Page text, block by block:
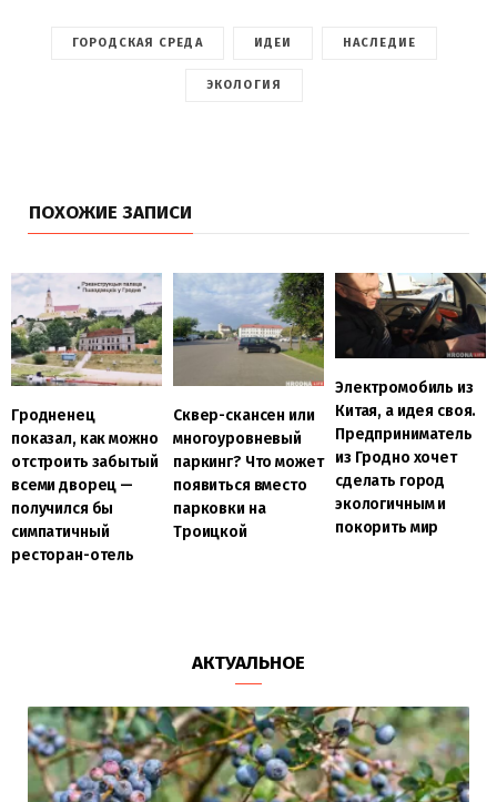
ГОРОДСКАЯ СРЕДА ИДЕИ НАСЛЕДИЕ
ЭКОЛОГИЯ
ПОХОЖИЕ ЗАПИСИ
Гродненец
показал, как можно
отстроить забытый
всеми дворец —
получился бы
симпатичный
ресторан-отель
Сквер-скансен или
многоуровневый
паркинг? Что может
появиться вместо
парковки на
Троицкой
Электромобиль из
Китая, а идея своя.
Предприниматель
из Гродно хочет
сделать город
экологичным и
покорить мир
АКТУАЛЬНОЕ